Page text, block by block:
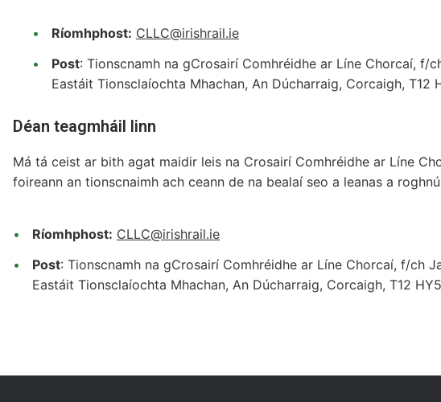
Ríomhphost: CLLC@irishrail.ie
Post: Tionscnamh na gCrosairí Comhréidhe ar Líne Chorcaí, f/
Eastáit Tionsclaíochta Mhachan, An Dúcharraig, Corcaigh, T12
Déan teagmháil linn
Má tá ceist ar bith agat maidir leis na Crosairí Comhréidhe ar Líne
foireann an tionscnaimh ach ceann de na bealaí seo a leanas a
Ríomhphost: CLLC@irishrail.ie
Post: Tionscnamh na gCrosairí Comhréidhe ar Líne Chorcaí, f/ch
Eastáit Tionsclaíochta Mhachan, An Dúcharraig, Corcaigh, T12